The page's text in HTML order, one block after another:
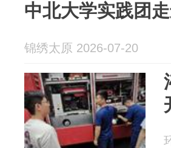
中北大学实践团
锦绣太原 2026-07-20